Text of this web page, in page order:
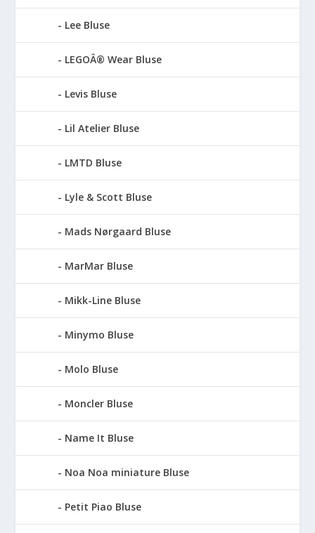
Lee Bluse
LEGOÂ® Wear Bluse
Levis Bluse
Lil Atelier Bluse
LMTD Bluse
Lyle & Scott Bluse
Mads Nørgaard Bluse
MarMar Bluse
Mikk-Line Bluse
Minymo Bluse
Molo Bluse
Moncler Bluse
Name It Bluse
Noa Noa miniature Bluse
Petit Piao Bluse